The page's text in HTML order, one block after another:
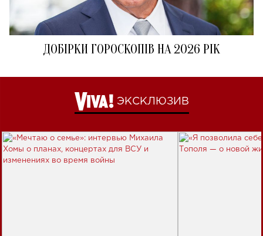
ДОБІРКИ ГОРОСКОПІВ НА 2026 РІК
ЭКСКЛЮЗИВ